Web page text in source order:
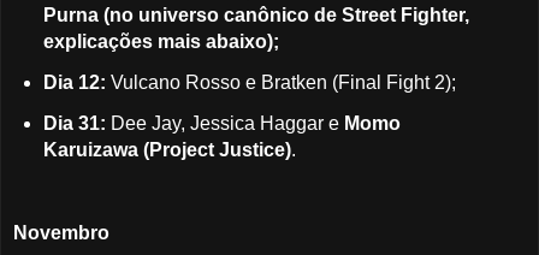
Purna (no universo canônico de Street Fighter,
explicações mais abaixo);
Dia 12: Vulcano Rosso e Bratken (Final Fight 2);
Dia 31: Dee Jay, Jessica Haggar e Momo
Karuizawa (Project Justice).
Novembro